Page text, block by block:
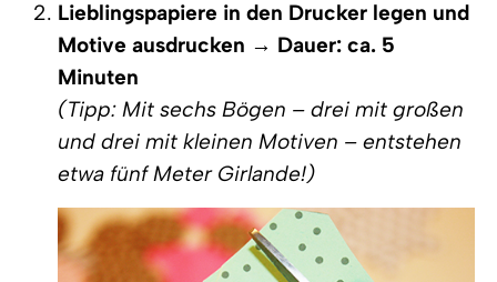
Lieblingspapiere in den Drucker legen und
Motive ausdrucken → Dauer: ca. 5
Minuten
(Tipp: Mit sechs Bögen – drei mit großen
und drei mit kleinen Motiven – entstehen
etwa fünf Meter Girlande!)